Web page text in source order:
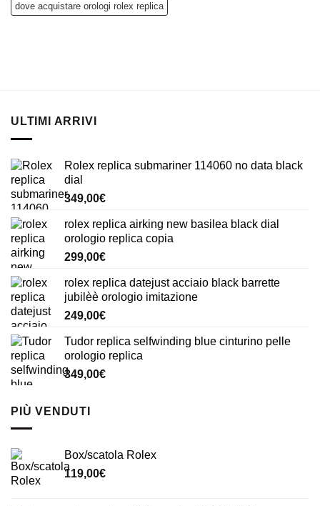
dove acquistare orologi rolex replica
ULTIMI ARRIVI
Rolex replica submariner 114060 no data black
dial
349,00€
rolex replica airking new basilea black dial
orologio replica copia
299,00€
rolex replica datejust acciaio black barrette
jubilèè orologio imitazione
249,00€
Tudor replica selfwinding blue cinturino pelle
orologio replica
349,00€
PIÙ VENDUTI
Box/scatola Rolex
119,00€